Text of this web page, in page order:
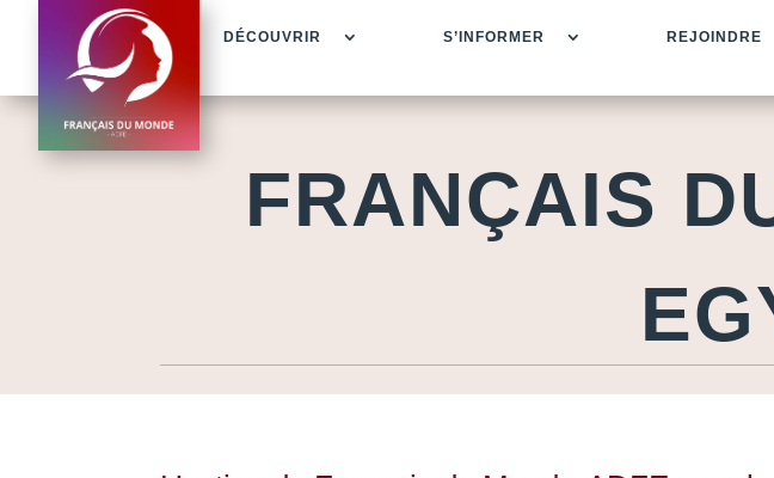
DÉCOUVRIR S’INFORMER REJOINDRE
FRANÇAIS